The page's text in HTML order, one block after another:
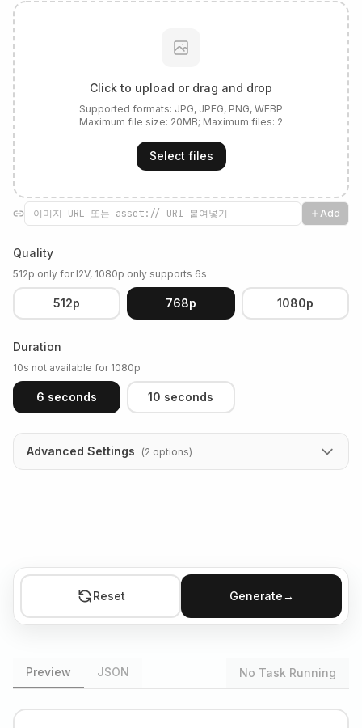
Click to upload or drag and drop
Supported formats: JPG, JPEG, PNG, WEBP
Maximum file size: 20MB; Maximum files: 2
Select files
Add
Quality
512p only for I2V, 1080p only supports 6s
512p 768p 1080p
Duration
10s not available for 1080p
6 seconds 10 seconds
Advanced Settings (2 options)
Reset Generate→
Preview JSON No Task Running